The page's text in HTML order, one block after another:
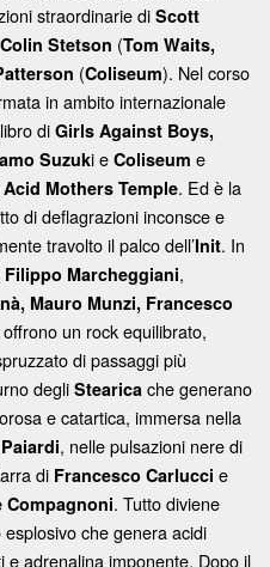
straordinarie di Scott
Colin Stetson (Tom Waits,
(Coliseum). Nel corso
in ambito internazionale
diGirls Against Boys,
Suzuki e Coliseum e
Acid Mothers Temple. Ed è la
di deflagrazioni inconsce e
travolto il palco dell’Init. In
Filippo Marcheggiani,
Mauro Munzi, Francesco
un rock equilibrato,
di passaggi più
degli Stearica che generano
e catartica, immersa nella
, nelle pulsazioni nere di
di Francesco Carlucci e
Compagnoni. Tutto diviene
che genera acidi
adrenalina imponente. Dopo il